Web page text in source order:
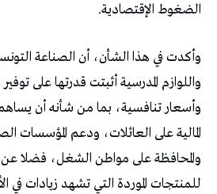
الضغوط الإقتصادية.
وأكدت في هذا الشأن، أن الصناعة
واللوازم المدرسية أثبتت قدرتها على
وأسعار تنافسية، بما من شأنه أن
المالية على العائلات، ودعم المؤسسات
والمحافظة على مواطن الشغل، فضلا
للمنتجات الموردة التي تشهد زيادات في